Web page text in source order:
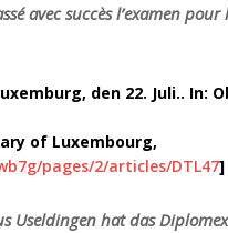
avec succès l’examen
den 22. Juli.. In:
of Luxembourg,
pages/2/articles/DTL47]
Useldingen hat das